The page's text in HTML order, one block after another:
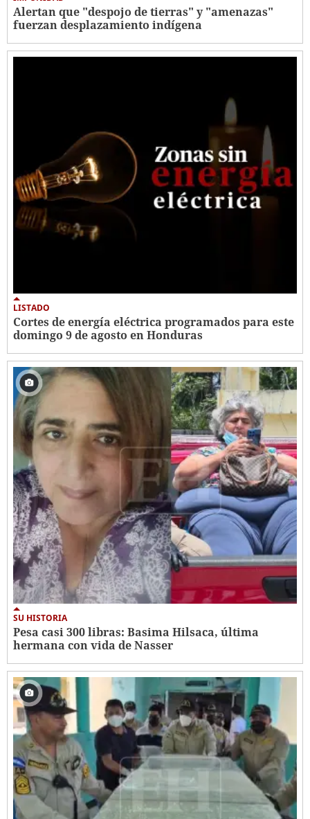
Alertan que "despojo de tierras" y "amenazas"
fuerzan desplazamiento indígena
LISTADO
Cortes de energía eléctrica programados para este
domingo 9 de agosto en Honduras
SU HISTORIA
Pesa casi 300 libras: Basima Hilsaca, última
hermana con vida de Nasser